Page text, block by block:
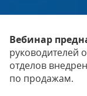
Вебинар
руководителей
отделов
по продажам.